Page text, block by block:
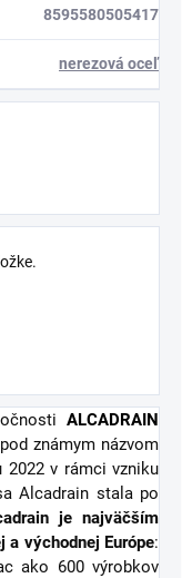
8595580505417
nerezová oceľ
ALCADRAIN
známym názvom
2022 v rámci vzniku
Alcadrain stala po
je najväčším
východnej Európe:
ako 600 výrobkov